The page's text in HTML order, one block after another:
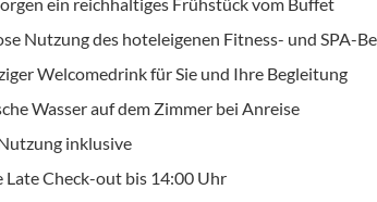
Nutzung des hoteleigenen Fitness- und SPA-
Welcomedrink für Sie und Ihre Begleitung
Wasser auf dem Zimmer bei Anreise
inklusive
Late Check-out bis 14:00 Uhr